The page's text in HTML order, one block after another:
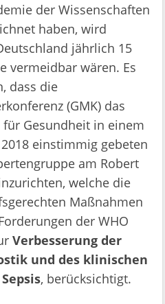
der Wissenschaften
haben, wird
jährlich 15
vermeidbar wären. Es
dass die
(GMK) das
Gesundheit in einem
einstimmig gebeten
am Robert
welche die
Maßnahmen
der WHO
Verbesserung der
und des klinischen
, berücksichtigt.